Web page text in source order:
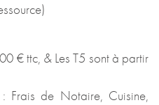
€ ttc, & Les T5 sont à partir
Frais de Notaire, Cuisine,